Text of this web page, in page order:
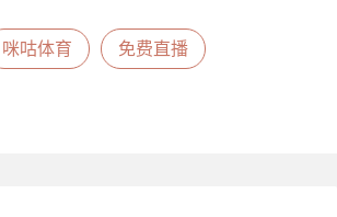
咪咕体育 免费直播